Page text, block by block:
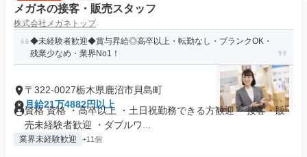
メガネの接客・販売スタッフ
株式会社メガネトップ
◆未経験者歓迎◆賞与昇給◎高卒以上・転勤なし・ブランクOK・
残業少なめ・業界No1！
〒322-0027栃木県鹿沼市貝島町
月給21万4882円以上
資格 資格 ・高卒以上 ・土日祝勤務できる方歓迎 ・接客・販
売未経験者歓迎 ・ダブルワ...
業界未経験歓迎 +11個